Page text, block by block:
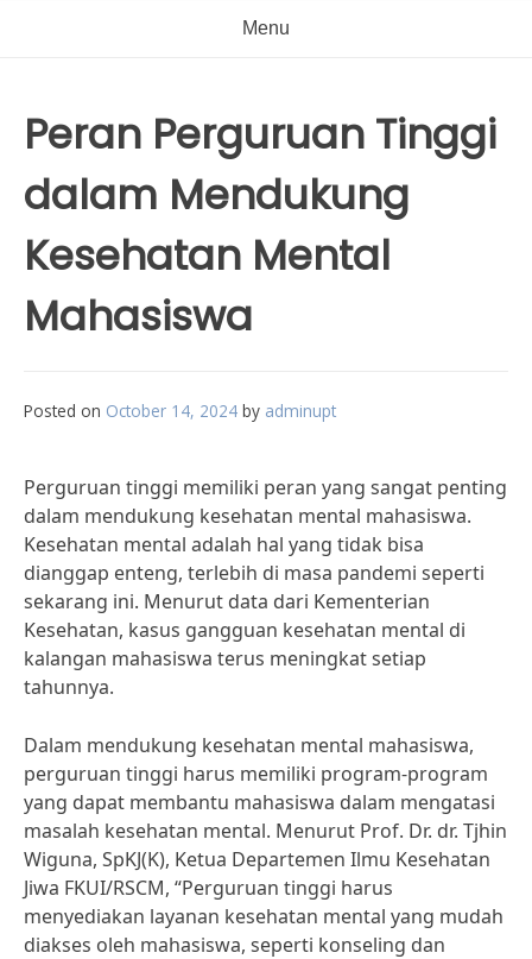
Menu
Peran Perguruan Tinggi
dalam Mendukung
Kesehatan Mental
Mahasiswa
Posted on October 14, 2024 by adminupt
Perguruan tinggi memiliki peran yang sangat penting
dalam mendukung kesehatan mental mahasiswa.
Kesehatan mental adalah hal yang tidak bisa
dianggap enteng, terlebih di masa pandemi seperti
sekarang ini. Menurut data dari Kementerian
Kesehatan, kasus gangguan kesehatan mental di
kalangan mahasiswa terus meningkat setiap
tahunnya.
Dalam mendukung kesehatan mental mahasiswa,
perguruan tinggi harus memiliki program-program
yang dapat membantu mahasiswa dalam mengatasi
masalah kesehatan mental. Menurut Prof. Dr. dr. Tjhin
Wiguna, SpKJ(K), Ketua Departemen Ilmu Kesehatan
Jiwa FKUI/RSCM, “Perguruan tinggi harus
menyediakan layanan kesehatan mental yang mudah
diakses oleh mahasiswa, seperti konseling dan